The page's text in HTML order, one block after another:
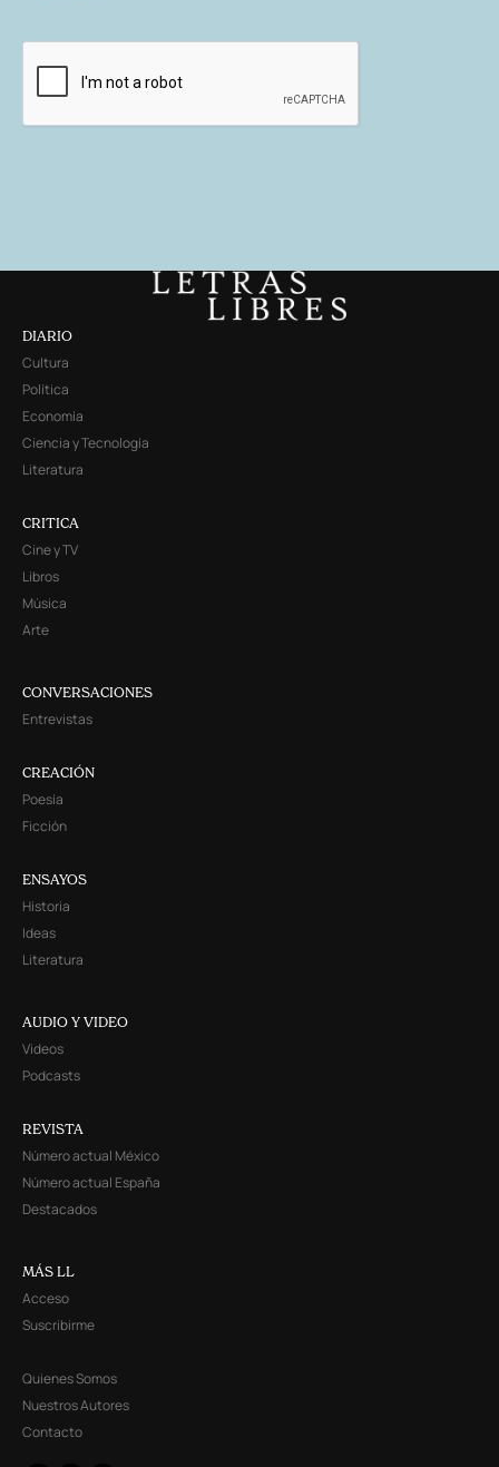
DIARIO
Cultura
Política
Economía
Ciencia y Tecnología
Literatura
CRITICA
Cine y TV
Libros
Música
Arte
CONVERSACIONES
Entrevistas
CREACIÓN
Poesía
Ficción
ENSAYOS
Historia
Ideas
Literatura
AUDIO Y VIDEO
Videos
Podcasts
REVISTA
Número actual México
Número actual España
Destacados
MÁS LL
Acceso
Suscribirme
Quienes Somos
Nuestros Autores
Contacto